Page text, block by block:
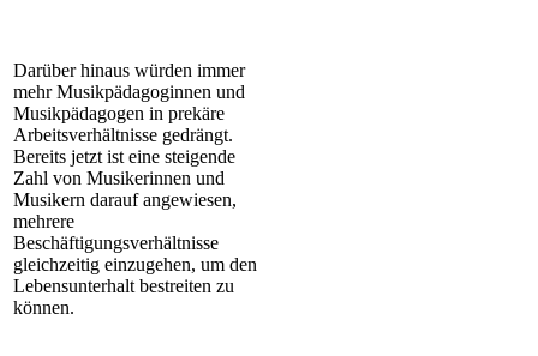
Darüber hinaus würden immer
mehr Musikpädagoginnen und
Musikpädagogen in prekäre
Arbeitsverhältnisse gedrängt.
Bereits jetzt ist eine steigende
Zahl von Musikerinnen und
Musikern darauf angewiesen,
mehrere
Beschäftigungsverhältnisse
gleichzeitig einzugehen, um den
Lebensunterhalt bestreiten zu
können.